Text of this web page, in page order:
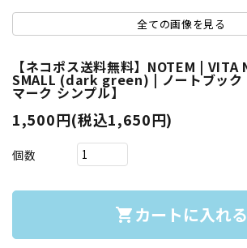
全ての画像を見る
【ネコポス送料無料】NOTEM | VITA
SMALL (dark green) | ノートブック
マーク シンプル】
1,500円(税込1,650円)
個数
shopping_cart カートに入れる